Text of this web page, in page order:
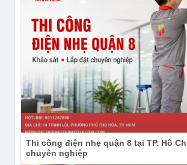
Camera Wifi 5MP TP-Link Tapo
Sản phẩm và nội dung liên
Đại lý phân phối camera TP-
Thi công điện nhẹ quận 8 tại TP. Hồ
chuyên nghiệp